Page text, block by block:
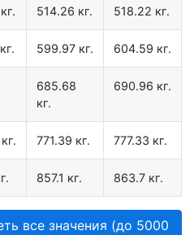
514.26 кг. 518.22 кг.
599.97 кг. 604.59 кг.
685.68
кг.
690.96 кг.
771.39 кг. 777.33 кг.
857.1 кг. 863.7 кг.
все значения (до 5000